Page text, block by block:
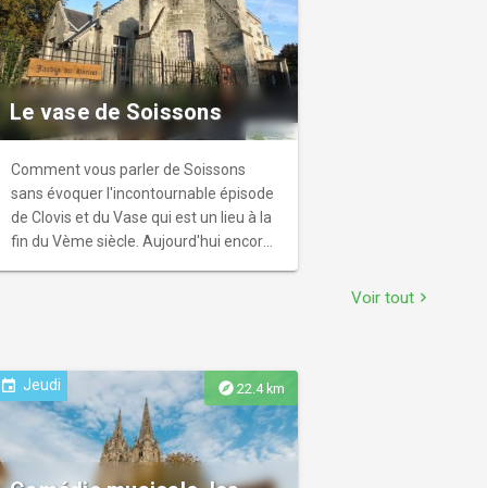
Le vase de Soissons
Comment vous parler de Soissons
sans évoquer l'incontournable épisode
de Clovis et du Vase qui est un lieu à la
fin du Vème siècle. Aujourd'hui encore
représentations sont omniprésentes et
entretiennent le mythe ! Les plus
connus sont la fontaine "le vase
Lartigue" au rond-point des Etats-Unis
ou encore le bas-relief sur le
Voir tout chevron_right
explore 22.4 km
event Jeudi